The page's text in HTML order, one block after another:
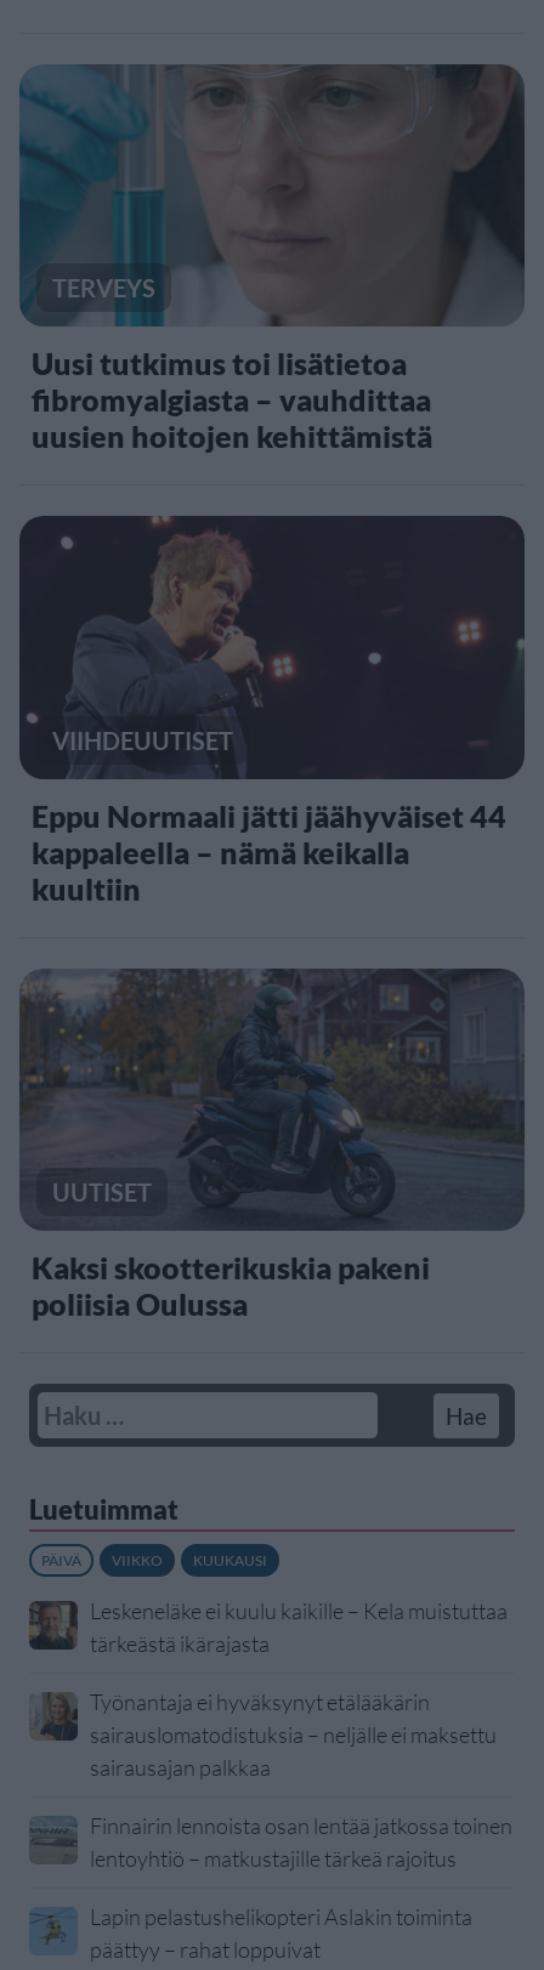
TERVEYS
Uusi tutkimus toi lisätietoa
fibromyalgiasta – vauhdittaa
uusien hoitojen kehittämistä
VIIHDEUUTISET
Eppu Normaali jätti jäähyväiset 44
kappaleella – nämä keikalla
kuultiin
UUTISET
Kaksi skootterikuskia pakeni
poliisia Oulussa
Luetuimmat
PÄIVÄ VIIKKO KUUKAUSI
Leskeneläke ei kuulu kaikille – Kela muistuttaa
tärkeästä ikärajasta
Työnantaja ei hyväksynyt etälääkärin
sairauslomatodistuksia – neljälle ei maksettu
sairausajan palkkaa
Finnairin lennoista osan lentää jatkossa toinen
lentoyhtiö – matkustajille tärkeä rajoitus
Lapin pelastushelikopteri Aslakin toiminta
päättyy – rahat loppuivat